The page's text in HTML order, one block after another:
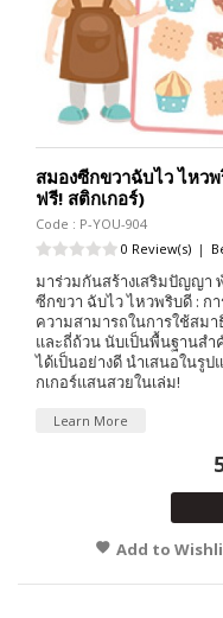
สมองซีกขวาฉับไว ไหว
ฟรี! สติกเกอร์)
Code : P-YOU-904
0 Review(s) |
มาร่วมกันสร้างเสริมปัญญา
ซีกขวา ฉับไว ไหวพริบดี : ก
ความสามารถในการใช้สมา
และถี่ถ้วน นับเป็นพื้นฐานสำ
ได้เป็นอย่างดี นำเสนอในรู
กเกอร์แสนสวยในเล่ม!
Learn More
Add to